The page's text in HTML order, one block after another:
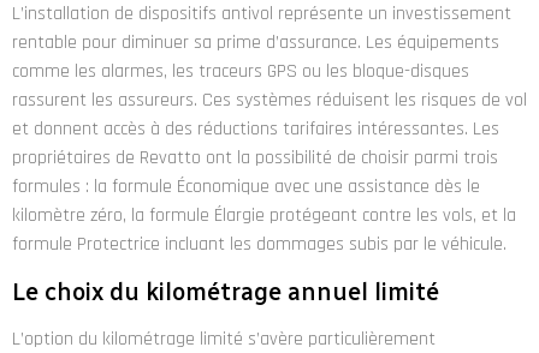
L’installation de dispositifs antivol représente un investissement
rentable pour diminuer sa prime d’assurance. Les équipements
comme les alarmes, les traceurs GPS ou les bloque-disques
rassurent les assureurs. Ces systèmes réduisent les risques de vol
et donnent accès à des réductions tarifaires intéressantes. Les
propriétaires de Revatto ont la possibilité de choisir parmi trois
formules : la formule Économique avec une assistance dès le
kilomètre zéro, la formule Élargie protégeant contre les vols, et la
formule Protectrice incluant les dommages subis par le véhicule.
Le choix du kilométrage annuel limité
L’option du kilométrage limité s’avère particulièrement